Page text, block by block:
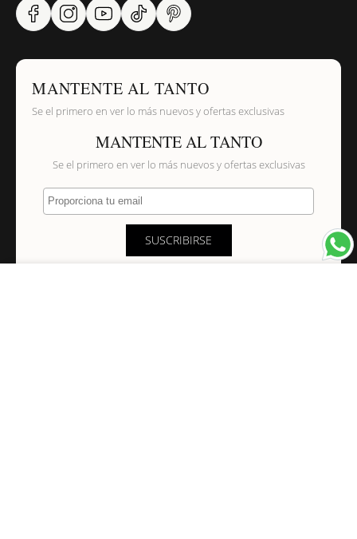
MANTENTE AL TANTO
Se el primero en ver lo más nuevos y ofertas exclusivas
MANTENTE AL TANTO
Se el primero en ver lo más nuevos y ofertas exclusivas
Proporciona tu email
SUSCRIBIRSE